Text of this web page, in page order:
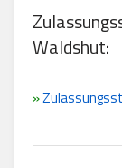
Waldshut:
»